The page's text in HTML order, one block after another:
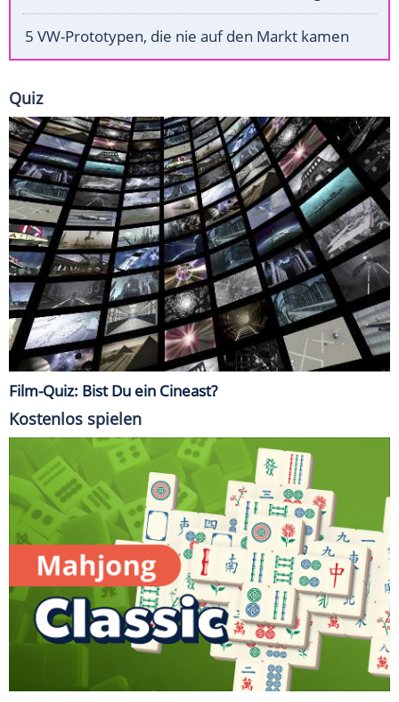
5 VW-Prototypen, die nie auf den Markt kamen
Quiz
Film-Quiz: Bist Du ein Cineast?
Kostenlos spielen